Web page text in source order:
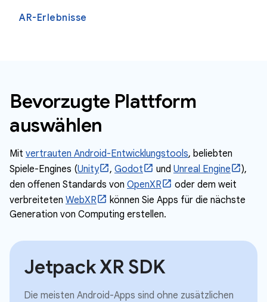
AR-Erlebnisse
Bevorzugte Plattform
auswählen
Mit vertrauten Android-Entwicklungstools, beliebten
Spiele-Engines (Unity , Godot und Unreal Engine
),
den offenen Standards von OpenXR
oder dem weit
verbreiteten WebXR
können Sie Apps für die nächste
Generation von Computing erstellen.
Jetpack XR SDK
Die meisten Android-Apps sind ohne zusätzlichen